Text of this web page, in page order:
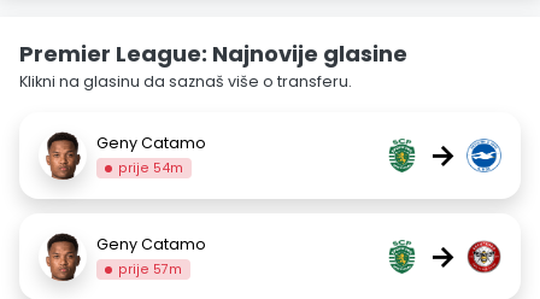
Premier League: Najnovije glasine
Klikni na glasinu da saznaš više o transferu.
Geny Catamo
prije 54m →
Geny Catamo
prije 57m →